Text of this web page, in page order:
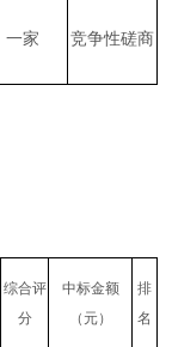
一家 竞争性磋商
综合评
分
中标金额
（元）
排
名